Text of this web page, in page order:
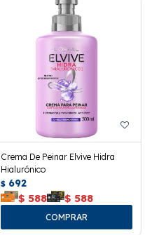
Crema De Peinar Elvive Hidra
Hialurónico
$ 692
$ 588 $ 588